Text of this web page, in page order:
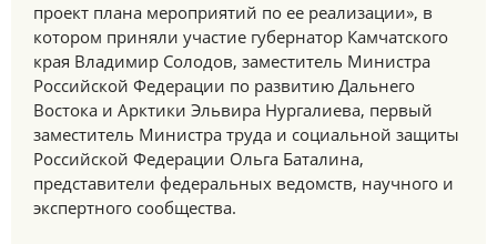
проект плана мероприятий по ее реализации», в
котором приняли участие губернатор Камчатского
края Владимир Солодов, заместитель Министра
Российской Федерации по развитию Дальнего
Востока и Арктики Эльвира Нургалиева, первый
заместитель Министра труда и социальной защиты
Российской Федерации Ольга Баталина,
представители федеральных ведомств, научного и
экспертного сообщества.